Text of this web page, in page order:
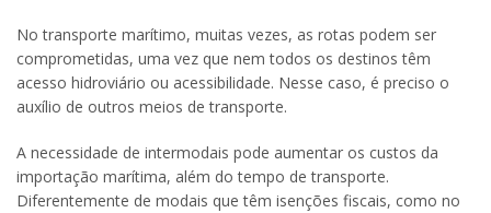
No transporte marítimo, muitas vezes, as rotas podem ser
comprometidas, uma vez que nem todos os destinos têm
acesso hidroviário ou acessibilidade. Nesse caso, é preciso o
auxílio de outros meios de transporte.
A necessidade de intermodais pode aumentar os custos da
importação marítima, além do tempo de transporte.
Diferentemente de modais que têm isenções fiscais, como no